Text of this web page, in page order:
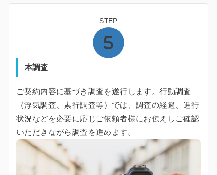
STEP
本調査
ご契約内容に基づき調査を遂行します。行動調査
（浮気調査、素行調査等）では、調査の経過、進行
状況などを必要に応じご依頼者様にお伝えしご確認
いただきながら調査を進めます。